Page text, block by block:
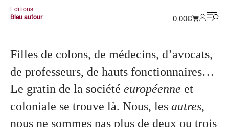
Editions
Bleu autour
0,00€
Filles de colons, de médecins, d’avocats,
de professeurs, de hauts fonctionnaires…
Le gratin de la société européenne et
coloniale se trouve là. Nous, les autres,
nous ne sommes pas plus de deux ou trois